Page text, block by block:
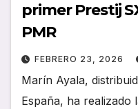
primer Prestij
PMR
FEBRERO 23, 2026
Marín Ayala,
España, ha realizado